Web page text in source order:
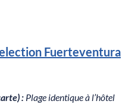
Fuerteventura
: Plage identique à l’hôtel